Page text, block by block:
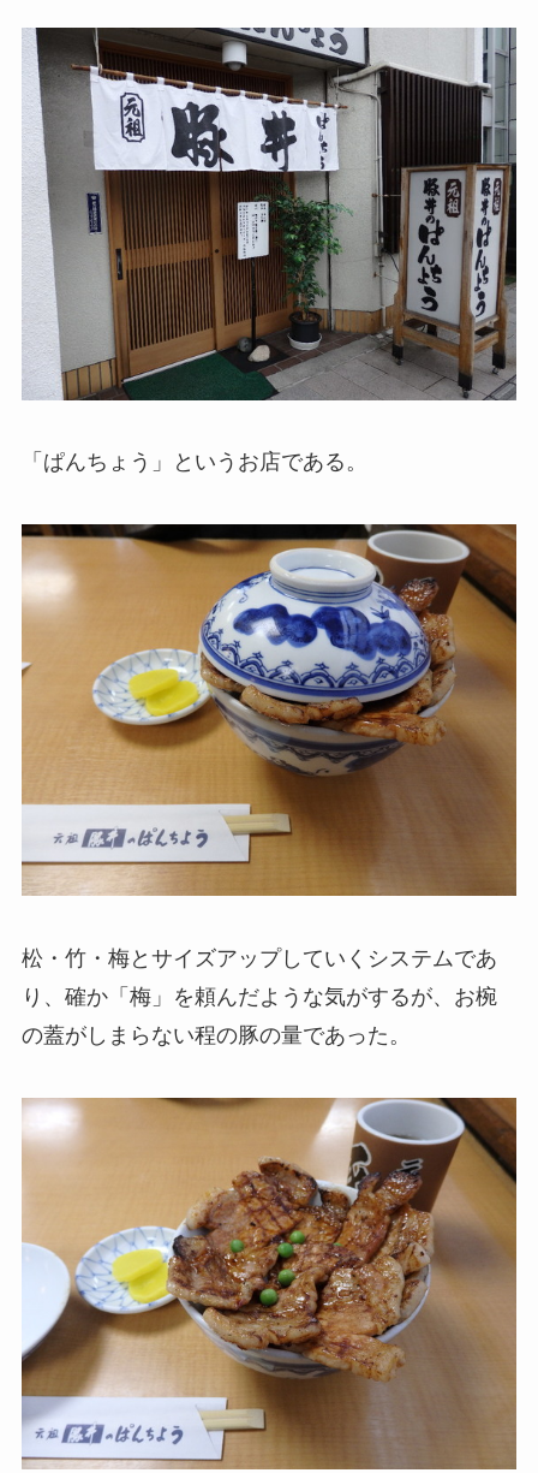
「ぱんちょう」というお店である。
松・竹・梅とサイズアップしていくシステムであ
り、確か「梅」を頼んだような気がするが、お椀
の蓋がしまらない程の豚の量であった。